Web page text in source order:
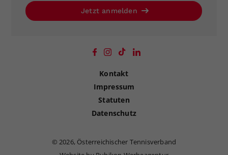
Jetzt anmelden
Kontakt
Impressum
Statuten
Datenschutz
©2026, Österreichischer Tennisverband